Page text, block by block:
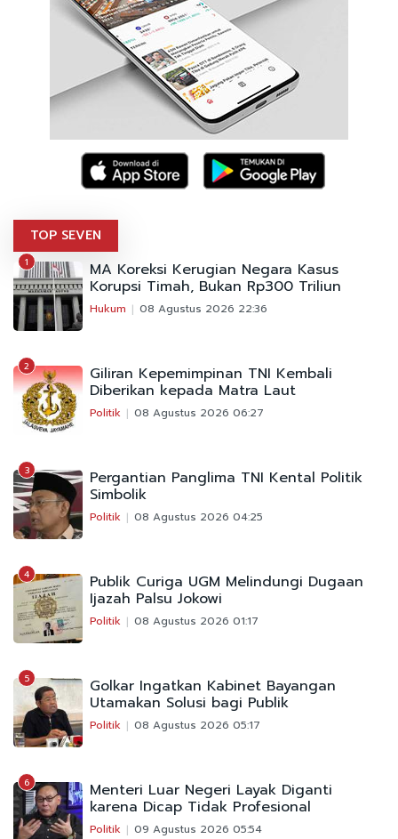
TOP SEVEN
1 MA Koreksi Kerugian Negara Kasus
Korupsi Timah, Bukan Rp300 Triliun
Hukum 08 Agustus 2026 22:36
2 Giliran Kepemimpinan TNI Kembali
Diberikan kepada Matra Laut
Politik 08 Agustus 2026 06:27
3 Pergantian Panglima TNI Kental Politik
Simbolik
Politik 08 Agustus 2026 04:25
4 Publik Curiga UGM Melindungi Dugaan
Ijazah Palsu Jokowi
Politik 08 Agustus 2026 01:17
5 Golkar Ingatkan Kabinet Bayangan
Utamakan Solusi bagi Publik
Politik 08 Agustus 2026 05:17
6 Menteri Luar Negeri Layak Diganti
karena Dicap Tidak Profesional
Politik 09 Agustus 2026 05:54